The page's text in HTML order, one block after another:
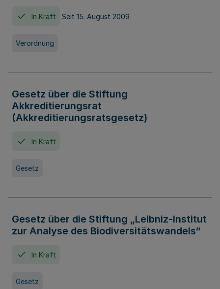
In Kraft Seit 15. August 2009
Verordnung
Gesetz über die Stiftung
Akkreditierungsrat
(Akkreditierungsratsgesetz)
In Kraft
Gesetz
Gesetz über die Stiftung „Leibniz-Institut
zur Analyse des Biodiversitätswandels“
In Kraft
Gesetz